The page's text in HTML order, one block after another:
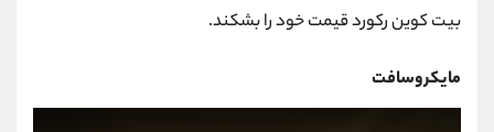
بیت کوین رکورد قیمت خود را بشکند.
مایکروسافت